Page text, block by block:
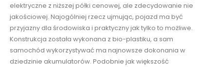
elektryczne z niższej półki cenowej, ale zdecydowanie nie
jakościowej. Najogólniej rzecz ujmując, pojazd ma być
przyjazny dla środowiska i praktyczny jak tylko to możliwe.
Konstrukcja została wykonana z bio-plastiku, a sam
samochód wykorzystywać ma najnowsze dokonania w
dziedzinie akumulatorów. Podobnie jak większość